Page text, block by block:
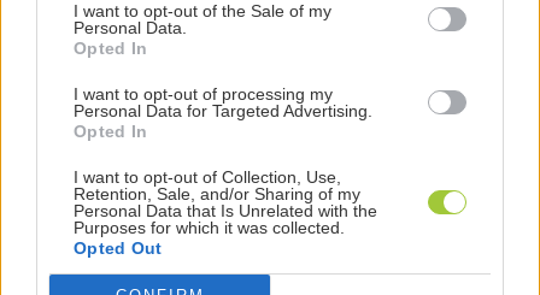
I want to opt-out of the Sale of my
Personal Data.
Opted In
I want to opt-out of processing my
Personal Data for Targeted Advertising.
Opted In
I want to opt-out of Collection, Use,
Retention, Sale, and/or Sharing of my
Personal Data that Is Unrelated with the
Purposes for which it was collected.
Opted Out
White Hat SEO
La White Hat SEO è un insieme di pratiche di
ottimizzazione dei siti e delle pagine web, che prende il
nome ...
10 Novembre 2022
Unique Selling Proposition
L'USP (Unique Selling Proporition), tradotto in italiano